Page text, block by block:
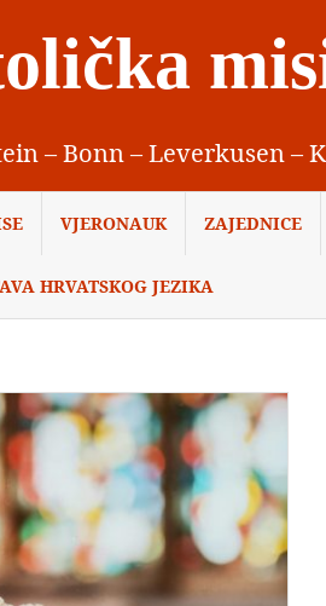
– Bonn – Leverkusen –
VJERONAUK ZAJEDNICE
HRVATSKOG JEZIKA